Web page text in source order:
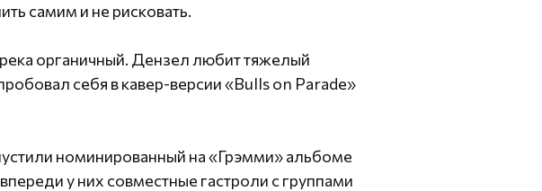
самим и не рисковать.
органичный. Дензел любит тяжелый
себя в кавер-версии «Bulls on Parade»
номинированный на «Грэмми» альбоме
у них совместные гастроли с группами